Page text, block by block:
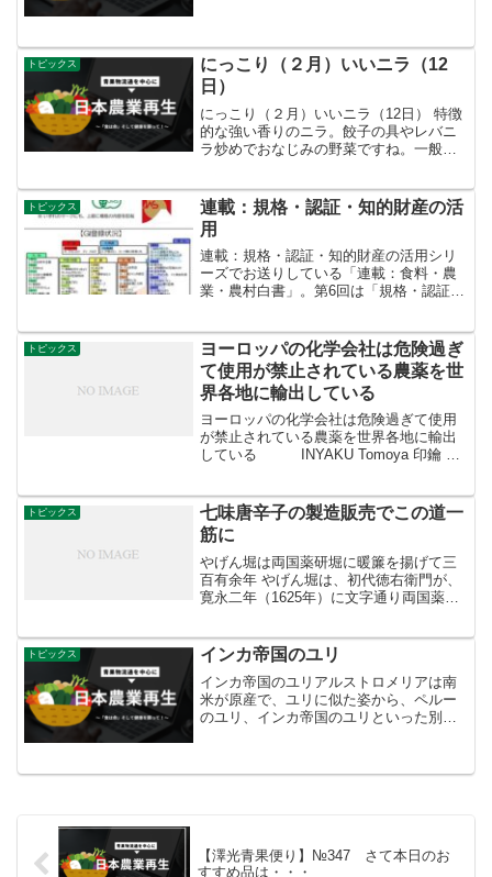
うです。また、雄の背ビレ...
トピックス
にっこり（２月）いいニラ（12
日）
にっこり（２月）いいニラ（12日） 特徴
的な強い香りのニラ。餃子の具やレバニ
ラ炒めでおなじみの野菜ですね。一般に
す。青ニラと黄ニラ、もとは同じ品種の
ニラですが、黄ニラは日...
トピックス
連載：規格・認証・知的財産の活
用
連載：規格・認証・知的財産の活用シリ
ーズでお送りしている「連載：食料・農
業・農村白書」。第6回は「規格・認証・
しくて高品質な日本の農林水産物や食
品。白書では、その信頼...
トピックス
ヨーロッパの化学会社は危険過ぎ
て使用が禁止されている農薬を世
界各地に輸出している
ヨーロッパの化学会社は危険過ぎて使用
が禁止されている農薬を世界各地に輸出
している INYAKU Tomoya 印鑰 智
いる農薬を世界各地に輸...
トピックス
七味唐辛子の製造販売でこの道一
筋に
やげん堀は両国薬研堀に暖簾を揚げて三
百有余年 やげん堀は、初代徳右衛門が、
寛永二年（1625年）に文字通り両国薬研
老舗として、現在は浅草新仲見世通り本
店・メトロ店にて昔...
トピックス インカ帝国のユリ
インカ帝国のユリアルストロメリアは南
米が原産で、ユリに似た姿から、ペルー
のユリ、インカ帝国のユリといった別名
【澤光青果便り】№347 さて本日のお
すすめ品は・・・